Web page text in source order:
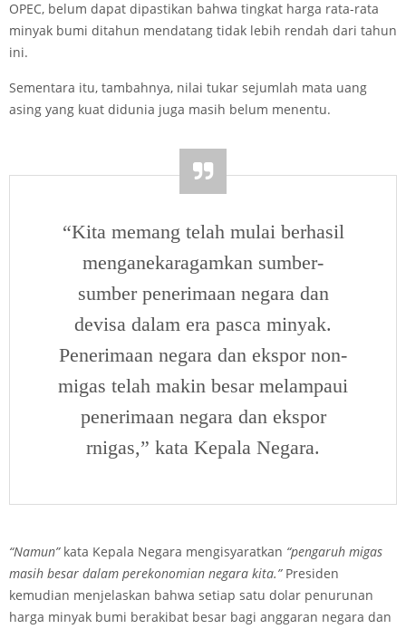
OPEC, belum dapat dipastikan bahwa tingkat harga rata-rata
minyak bumi ditahun mendatang tidak lebih rendah dari tahun
ini.
Sementara itu, tambahnya, nilai tukar sejumlah mata uang
asing yang kuat didunia juga masih belum menentu.
“Kita memang telah mulai berhasil
menganekaragamkan sumber-
sumber penerimaan negara dan
devisa dalam era pasca minyak.
Penerimaan negara dan ekspor non-
migas telah makin besar melampaui
penerimaan negara dan ekspor
rnigas,” kata Kepala Negara.
“Namun”kata Kepala Negara mengisyaratkan “pengaruh migas
masih besar dalam perekonomian negara kita.”Presiden
kemudian menjelaskan bahwa setiap satu dolar penurunan
harga minyak bumi berakibat besar bagi anggaran negara dan